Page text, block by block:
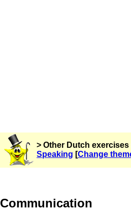
> Other Dutch
Speaking [Change
Communication